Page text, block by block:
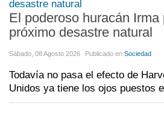
El poderoso huracán Irma
próximo desastre natural
Sábado, 08 Agosto 2026 Publicado en Sociedad
Todavía no pasa el efecto de
Unidos ya tiene los ojos puestos